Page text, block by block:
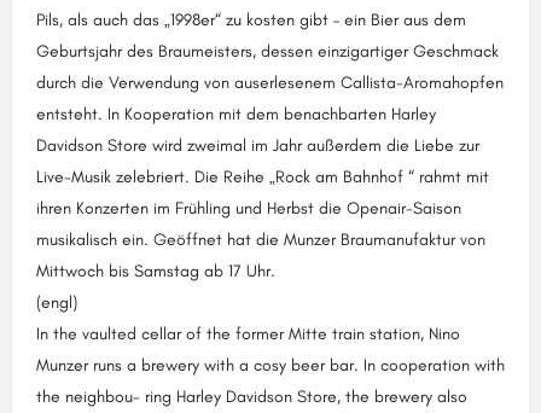
Pils, als auch das „1998er“ zu kosten gibt – ein Bier aus dem
Geburtsjahr des Braumeisters, dessen einzigartiger Geschmack
durch die Verwendung von auserlesenem Callista-Aromahopfen
entsteht. In Kooperation mit dem benachbarten Harley
Davidson Store wird zweimal im Jahr außerdem die Liebe zur
Live-Musik zelebriert. Die Reihe „Rock am Bahnhof “ rahmt mit
ihren Konzerten im Frühling und Herbst die Openair-Saison
musikalisch ein. Geöffnet hat die Munzer Braumanufaktur von
Mittwoch bis Samstag ab 17 Uhr.
(engl)
In the vaulted cellar of the former Mitte train station, Nino
Munzer runs a brewery with a cosy beer bar. In cooperation with
the neighbou- ring Harley Davidson Store, the brewery also